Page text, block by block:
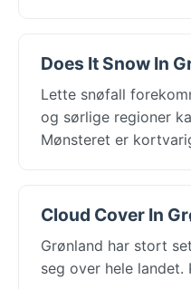
Does It Snow In
Lette snøfall
og sørlige regioner
Mønsteret er
Cloud Cover In
Grønland har stort
seg over hele